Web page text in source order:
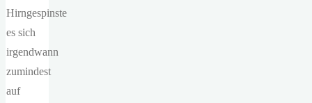
Hirngespinste
es sich
irgendwann
zumindest
auf